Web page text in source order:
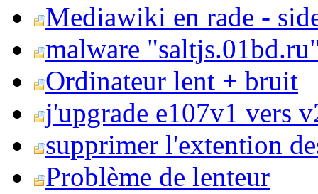
Mediawiki en rade -
malware
Ordinateur lent + bruit
j'upgrade e107v1 vers
supprimer l'extention
Problème de lenteur